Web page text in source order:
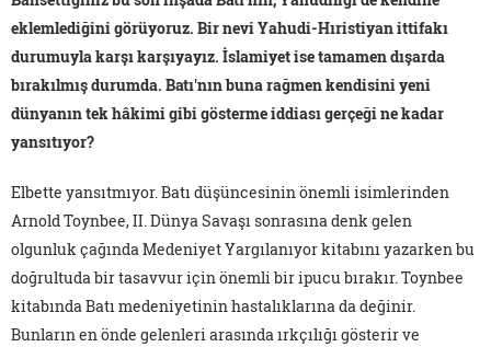
eklemlediğini görüyoruz. Bir nevi Yahudi-Hıristiyan ittifakı
durumuyla karşı karşıyayız. İslamiyet ise tamamen dışarda
bırakılmış durumda. Batı'nın buna rağmen kendisini yeni
dünyanın tek hâkimi gibi gösterme iddiası gerçeği ne kadar
yansıtıyor?
Elbette yansıtmıyor. Batı düşüncesinin önemli isimlerinden
Arnold Toynbee, II. Dünya Savaşı sonrasına denk gelen
olgunluk çağında Medeniyet Yargılanıyor kitabını yazarken bu
doğrultuda bir tasavvur için önemli bir ipucu bırakır. Toynbee
kitabında Batı medeniyetinin hastalıklarına da değinir.
Bunların en önde gelenleri arasında ırkçılığı gösterir ve